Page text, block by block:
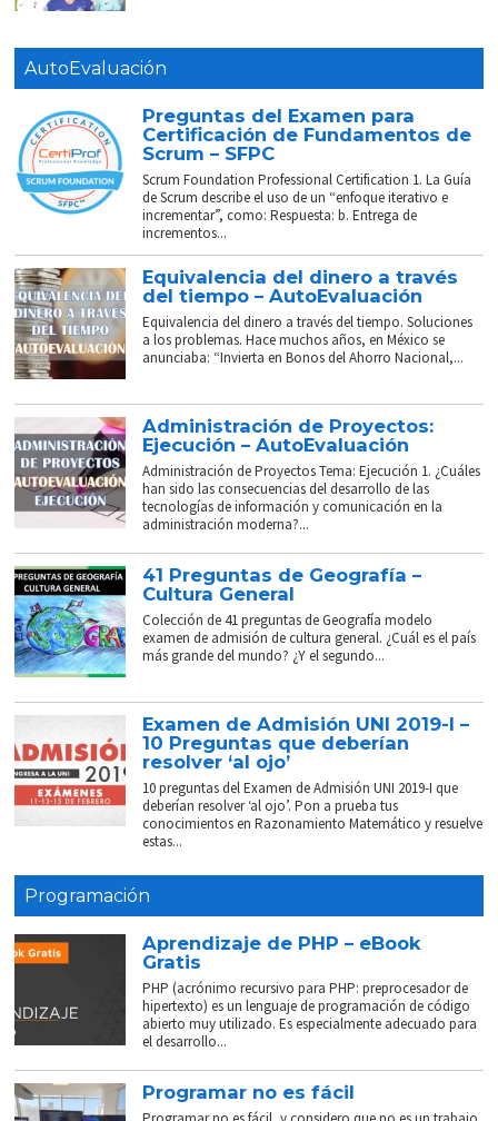
AutoEvaluación
Preguntas del Examen para
Certificación de Fundamentos de
Scrum – SFPC
Scrum Foundation Professional Certification 1. La Guía
de Scrum describe el uso de un “enfoque iterativo e
incrementar”, como: Respuesta: b. Entrega de
incrementos...
Equivalencia del dinero a través
del tiempo – AutoEvaluación
Equivalencia del dinero a través del tiempo. Soluciones
a los problemas. Hace muchos años, en México se
anunciaba: “Invierta en Bonos del Ahorro Nacional,...
Administración de Proyectos:
Ejecución – AutoEvaluación
Administración de Proyectos Tema: Ejecución 1. ¿Cuáles
han sido las consecuencias del desarrollo de las
tecnologías de información y comunicación en la
administración moderna?...
41 Preguntas de Geografía –
Cultura General
Colección de 41 preguntas de Geografía modelo
examen de admisión de cultura general. ¿Cuál es el país
más grande del mundo? ¿Y el segundo...
Examen de Admisión UNI 2019-I –
10 Preguntas que deberían
resolver ‘al ojo’
10 preguntas del Examen de Admisión UNI 2019-I que
deberían resolver ‘al ojo’. Pon a prueba tus
conocimientos en Razonamiento Matemático y resuelve
estas...
Programación
Aprendizaje de PHP – eBook
Gratis
PHP (acrónimo recursivo para PHP: preprocesador de
hipertexto) es un lenguaje de programación de código
abierto muy utilizado. Es especialmente adecuado para
el desarrollo...
Programar no es fácil